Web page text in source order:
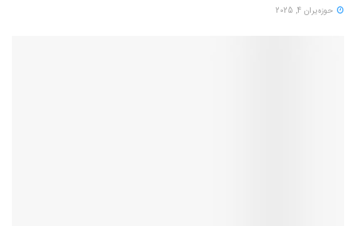
حوزه‌یران 4, 2025